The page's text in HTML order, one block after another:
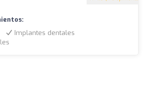
Implantes dentales